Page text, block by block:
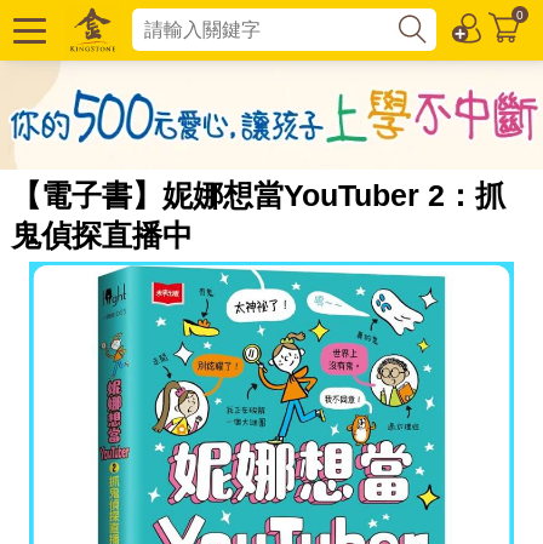
0
【電子書】妮娜想當YouTuber 2：抓
鬼偵探直播中